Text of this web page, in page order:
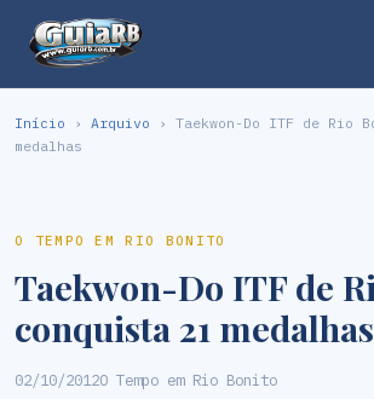
Início › Arquivo › Taekwon-Do ITF de Rio
medalhas
O TEMPO EM RIO BONITO
Taekwon-Do ITF de
conquista 21 medalhas
02/10/2012O Tempo em Rio Bonito